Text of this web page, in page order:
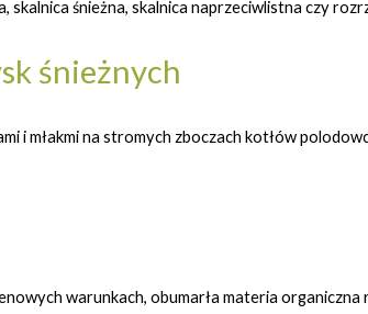
śnieżna, skalnica naprzeciwlistna czy
śnieżnych
i młakmi na stromych zboczach kotłów
warunkach, obumarła materia